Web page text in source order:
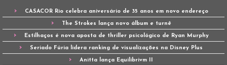
CASACOR Rio celebra aniversário de 35 anos em novo endereço
The Strokes lança novo álbum e turnê
Estilhaços é nova aposta de thriller psicológico de Ryan Murphy
Seriado Fúria lidera ranking de visualizações na Disney Plus
Anitta lança Equilibrivm II